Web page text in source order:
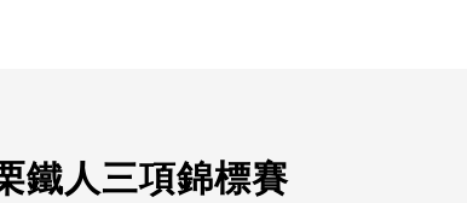
鐵人三項錦標賽